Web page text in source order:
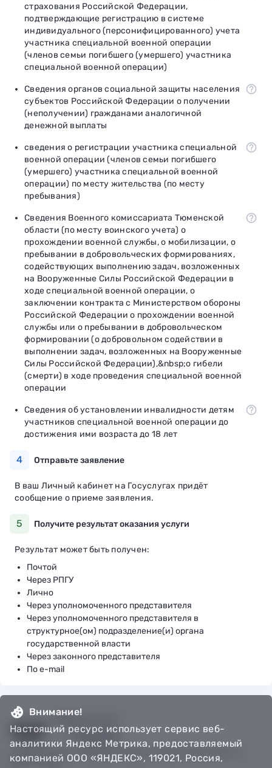
страхования Российской Федерации,
подтверждающие регистрацию в системе
индивидуального (персонифицированного) учета
участника специальной военной операции
(членов семьи погибшего (умершего) участника
специальной военной операции)
Сведения органов социальной защиты населения
субъектов Российской Федерации о получении
(неполучении) гражданами аналогичной
денежной выплаты
сведения о регистрации участника специальной
военной операции (членов семьи погибшего
(умершего) участника специальной военной
операции) по месту жительства (по месту
пребывания)
Сведения Военного комиссариата Тюменской
области (по месту воинского учета) о
прохождении военной службы, о мобилизации, о
пребывании в добровольческих формированиях,
содействующих выполнению задач, возложенных
на Вооруженные Силы Российской Федерации в
ходе специальной военной операции, о
заключении контракта с Министерством обороны
Российской Федерации о прохождении военной
службы или о пребывании в добровольческом
формировании (о добровольном содействии в
выполнении задач, возложенных на Вооруженные
Силы Российской Федерации),&nbsp;о гибели
(смерти) в ходе проведения специальной военной
операции
Сведения об установлении инвалидности детям
участников специальной военной операции до
достижения ими возраста до 18 лет
4 Отправьте заявление
В ваш Личный кабинет на Госуслугах придёт
сообщение о приеме заявления.
5 Получите результат оказания услуги
Результат может быть получен:
Почтой
Через РПГУ
Лично
Через уполномоченного представителя
Через уполномоченного представителя в
структурное(ом) подразделение(и) органа
государственной власти
Через законного представителя
По e-mail
© Департамент информатизации Тюменской области,
2018 — 2026
Внимание!
Настоящий ресурс использует сервис веб-
аналитики Яндекс Метрика, предоставляемый
компанией ООО «ЯНДЕКС», 119021, Россия,